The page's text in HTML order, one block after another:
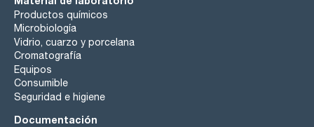
Productos químicos
Microbiología
Vidrio, cuarzo y porcelana
Cromatografía
Equipos
Consumible
Seguridad e higiene
Documentación